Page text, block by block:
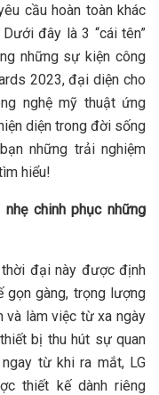
cầu hoàn toàn khác
đây là 3 “cái tên”
những sự kiện công
2023, đại diện cho
nghệ mỹ thuật ứng
diện trong đời sống
những trải nghiệm
hiểu!
nhẹ chinh phục những
đại này được định
gọn gàng, trọng lượng
và làm việc từ xa ngày
bị thu hút sự quan
từ khi ra mắt, LG
thiết kế dành riêng